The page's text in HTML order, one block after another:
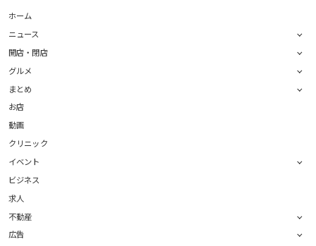
ホーム
ニュース
開店・閉店
グルメ
まとめ
お店
動画
クリニック
イベント
ビジネス
求人
不動産
広告